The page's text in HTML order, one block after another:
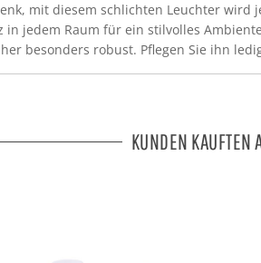
mit diesem schlichten Leuchter
jedem Raum für ein stilvolles
besonders robust. Pflegen Sie ihn
KUNDEN KAUFTEN